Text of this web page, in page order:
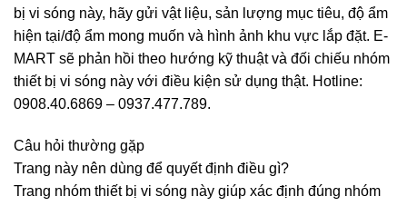
bị vi sóng này, hãy gửi vật liệu, sản lượng mục tiêu, độ ẩm
hiện tại/độ ẩm mong muốn và hình ảnh khu vực lắp đặt. E-
MART sẽ phản hồi theo hướng kỹ thuật và đối chiếu nhóm
thiết bị vi sóng này với điều kiện sử dụng thật. Hotline:
0908.40.6869 – 0937.477.789.
Câu hỏi thường gặp
Trang này nên dùng để quyết định điều gì?
Trang nhóm thiết bị vi sóng này giúp xác định đúng nhóm